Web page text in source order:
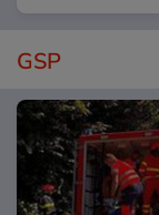
GSP